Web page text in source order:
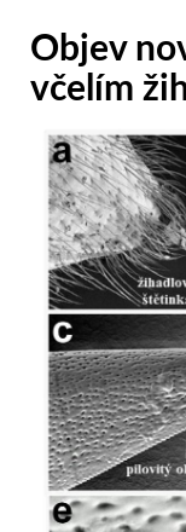
Objev
včelím